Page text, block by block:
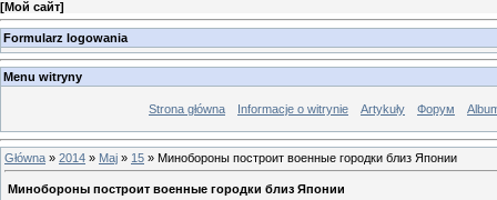
[Мой сайт]
Formularz logowania
Menu witryny
Strona główna Informacje o witrynie Artykuły Форум
Główna » 2014 » Maj » 15 » Минобороны построит военные городки близ Японии
Минобороны построит военные городки близ Японии